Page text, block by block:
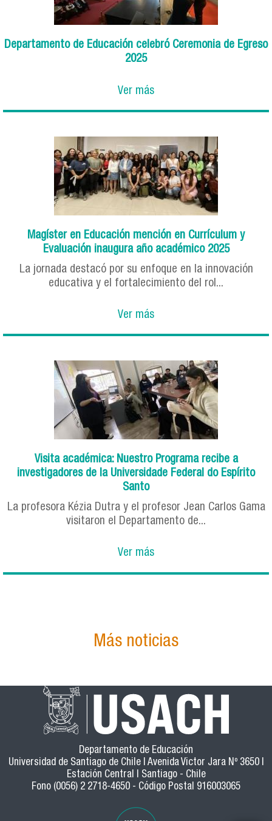
Departamento de Educación celebró Ceremonia de Egreso
2025
Ver más
Magíster en Educación mención en Currículum y
Evaluación inaugura año académico 2025
La jornada destacó por su enfoque en la innovación
educativa y el fortalecimiento del rol...
Ver más
Visita académica: Nuestro Programa recibe a
investigadores de la Universidade Federal do Espírito
Santo
La profesora Kézia Dutra y el profesor Jean Carlos Gama
visitaron el Departamento de...
Ver más
Más noticias
Departamento de Educación
Universidad de Santiago de Chile | Avenida Victor Jara Nº 3650 |
Estación Central | Santiago - Chile
Fono (0056) 2 2718-4650 - Código Postal 916003065